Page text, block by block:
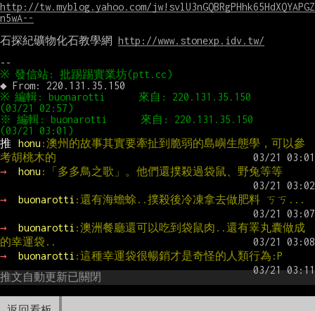
http://tw.myblog.yahoo.com/jw!svlU3nGQBRgPHhk65HdXQYAPGZ
n5wA--
石探紀礦物化石教學網 http://www.stonexp.idv.tw/
※ 編輯: buonarotti      來自: 220.131.35.150
※ 編輯: buonarotti      來自: 220.131.35.150
推
honu :澳州的故事其實要牽扯到脆弱的島嶼生態學，可以參
考胡桃木的
→
honu :「多多鳥之歌」。他們還撲殺過袋鼠、野兔等等
→ buonarotti :還有海蟾蜍..撲殺後冷凍拿去做肥料 ㄎㄎ...
→ buonarotti :澳洲餐廳還可以吃到袋鼠肉..還有睪丸囊做成
的幸運袋..
→
buonarotti :這種幸運袋很暢銷才是奇怪的人類行為:P
推文自動更新已關閉